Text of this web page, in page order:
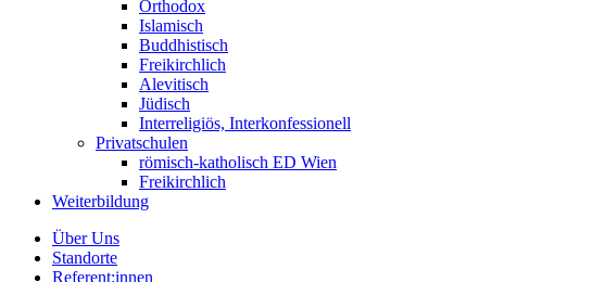
Orthodox
Islamisch
Buddhistisch
Freikirchlich
Alevitisch
Jüdisch
Interreligiös, Interkonfessionell
Privatschulen
römisch-katholisch ED Wien
Freikirchlich
Weiterbildung
Über Uns
Standorte
Referent:innen